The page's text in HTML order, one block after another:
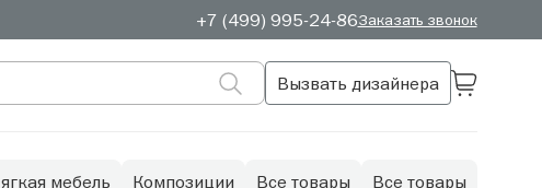
+7 (499) 995-24-86Заказать звонок
Вызвать дизайнера
мебель Композиции Все товары Все товары